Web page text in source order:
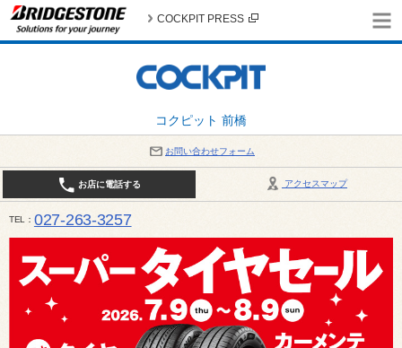
コクピット 前橋
COCKPIT PRESS
お問い合わせフォーム
アクセスマップ
お店に電話する
TEL 027-263-3257
10:00～19:00 / 定休日：8月の店休日 4日(火)、5日(水)、12日(水)〜16日(日)、18日(火)、19日(水)